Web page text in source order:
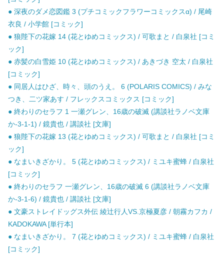
● 深夜のダメ恋図鑑 3 (プチコミックフラワーコミックスα) / 尾崎
衣良 / 小学館 [コミック]
● 狼陛下の花嫁 14 (花とゆめコミックス) / 可歌まと / 白泉社 [コミ
ック]
● 赤髪の白雪姫 10 (花とゆめコミックス) / あきづき 空太 / 白泉社
[コミック]
● 同居人はひざ、時々、頭のうえ。 6 (POLARIS COMICS) / みな
つき、二ツ家あす / フレックスコミックス [コミック]
● 終わりのセラフ 1 一瀬グレン、16歳の破滅 (講談社ラノベ文庫
か-3-1-1) / 鏡貴也 / 講談社 [文庫]
● 狼陛下の花嫁 13 (花とゆめコミックス) / 可歌まと / 白泉社 [コミ
ック]
● なまいきざかり。 5 (花とゆめコミックス) / ミユキ蜜蜂 / 白泉社
[コミック]
● 終わりのセラフ 一瀬グレン、16歳の破滅 6 (講談社ラノベ文庫
か-3-1-6) / 鏡貴也 / 講談社 [文庫]
● 文豪ストレイドッグス外伝 綾辻行人VS.京極夏彦 / 朝霧カフカ /
KADOKAWA [単行本]
● なまいきざかり。 7 (花とゆめコミックス) / ミユキ蜜蜂 / 白泉社
[コミック]